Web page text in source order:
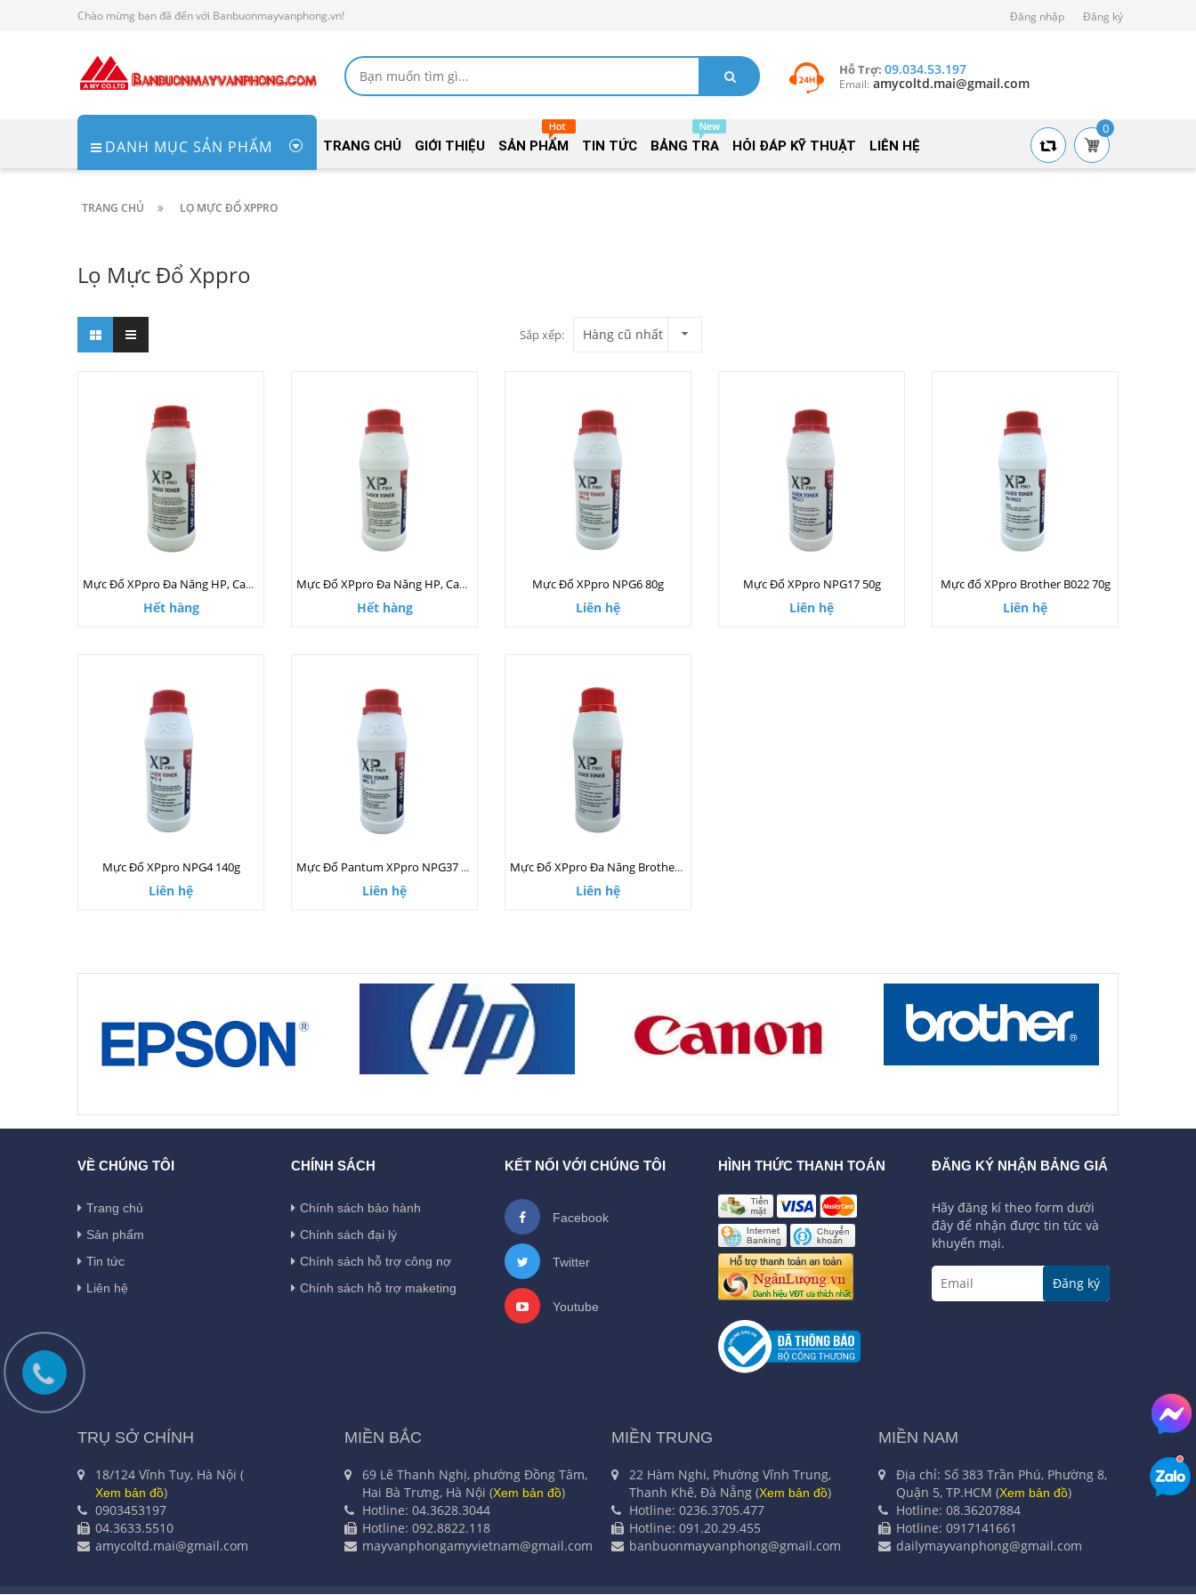
Chào mừng bạn đã đến với Banbuonmayvanphong.vn! Đăng nhập Đăng ký
Hỗ Trợ: 09.034.53.197
Email: amycoltd.mai@gmail.com
DANH MỤC SẢN PHẨM TRANG CHỦ GIỚI THIỆU SẢN PHẨM TIN TỨC BẢNG TRA HỎI ĐÁP KỸ THUẬT LIÊN HỆ
0
TRANG CHỦ LỌ MỰC ĐỔ XPPRO
Lọ Mực Đổ Xppro
Sắp xếp: Hàng cũ nhất
Mực Đổ XPpro Đa Năng HP, Canon 140g
Hết hàng
Mực Đổ XPpro Đa Năng HP, Canon 160g
Hết hàng
Mực Đổ XPpro NPG6 80g
Liên hệ
Mực Đổ XPpro NPG17 50g
Liên hệ
Mực đổ XPpro Brother B022 70g
Liên hệ
Mực Đổ XPpro NPG4 140g
Liên hệ
Mực Đổ Pantum XPpro NPG37 70g
Liên hệ
Mực Đổ XPpro Đa Năng Brother 70g
Liên hệ
VỀ CHÚNG TÔI
Trang chủ
Sản phẩm
Tin tức
Liên hệ
CHÍNH SÁCH
Chính sách bảo hành
Chính sách đại lý
Chính sách hỗ trợ công nợ
Chính sách hỗ trợ maketing
KẾT NỐI VỚI CHÚNG TÔI
Facebook
Twitter
Youtube
HÌNH THỨC THANH TOÁN ĐĂNG KÝ NHẬN BẢNG GIÁ
Hãy đăng kí theo form dưới
đây để nhận được tin tức và
khuyến mại.
Đăng ký
TRỤ SỞ CHÍNH
18/124 Vĩnh Tuy, Hà Nội (
Xem bản đồ)
0903453197
04.3633.5510
amycoltd.mai@gmail.com
MIỀN BẮC
69 Lê Thanh Nghị, phường Đồng Tâm,
Hai Bà Trưng, Hà Nội (Xem bản đồ)
Hotline: 04.3628.3044
Hotline: 092.8822.118
mayvanphongamyvietnam@gmail.com
MIỀN TRUNG
22 Hàm Nghi, Phường Vĩnh Trung,
Thanh Khê, Đà Nẵng (Xem bản đồ)
Hotline: 0236.3705.477
Hotline: 091.20.29.455
banbuonmayvanphong@gmail.com
MIỀN NAM
Địa chỉ: Số 383 Trần Phú, Phường 8,
Quận 5, TP.HCM (Xem bản đồ)
Hotline: 08.36207884
Hotline: 0917141661
dailymayvanphong@gmail.com